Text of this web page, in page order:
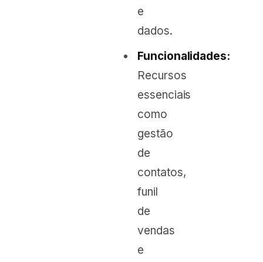
e
dados.
Funcionalidades:
Recursos
essenciais
como
gestão
de
contatos,
funil
de
vendas
e